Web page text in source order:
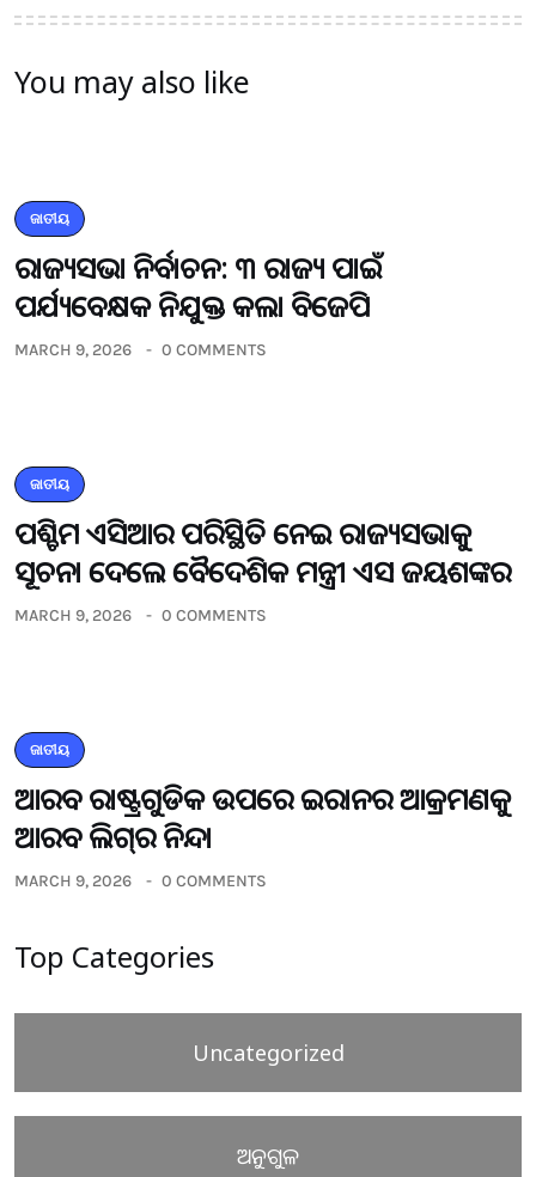
You may also like
ଜାତୀୟ
ରାଜ୍ୟସଭା ନିର୍ବାଚନ: ୩ ରାଜ୍ୟ ପାଇଁ
ପର୍ଯ୍ୟବେକ୍ଷକ ନିଯୁକ୍ତ କଲା ବିଜେପି
MARCH 9, 2026 0 COMMENTS
ଜାତୀୟ
ପଶ୍ଚିମ ଏସିଆର ପରିସ୍ଥିତି ନେଇ ରାଜ୍ୟସଭାକୁ
ସୂଚନା ଦେଲେ ବୈଦେଶିକ ମନ୍ତ୍ରୀ ଏସ ଜୟଶଙ୍କର
MARCH 9, 2026 0 COMMENTS
ଜାତୀୟ
ଆରବ ରାଷ୍ଟ୍ରଗୁଡିକ ଉପରେ ଇରାନର ଆକ୍ରମଣକୁ
ଆରବ ଲିଗ୍‌ର ନିନ୍ଦା
MARCH 9, 2026 0 COMMENTS
Top Categories
Uncategorized
ଅନୁଗୁଳ